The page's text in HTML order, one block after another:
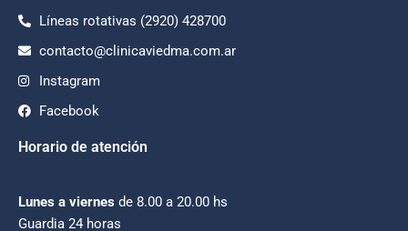
Líneas rotativas (2920) 428700
contacto@clinicaviedma.com.ar
Instagram
Facebook
Horario de atención
Lunes a viernes de 8.00 a 20.00 hs
Guardia 24 horas